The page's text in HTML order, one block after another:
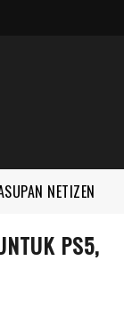
NETIZEN
PS5,